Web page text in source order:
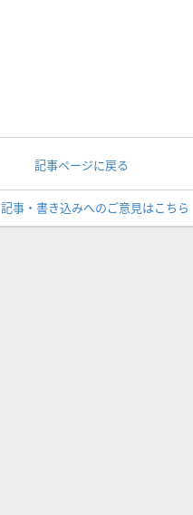
記事ページに戻る
記事・書き込みへのご意見はこちら